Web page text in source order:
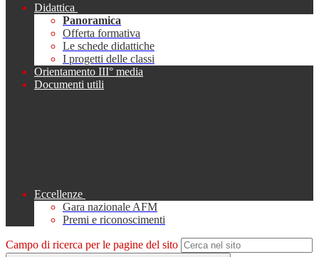
Didattica
Panoramica
Offerta formativa
Le schede didattiche
I progetti delle classi
Orientamento III° media
Documenti utili
Eccellenze
Gara nazionale AFM
Premi e riconoscimenti
Campo di ricerca per le pagine del sito